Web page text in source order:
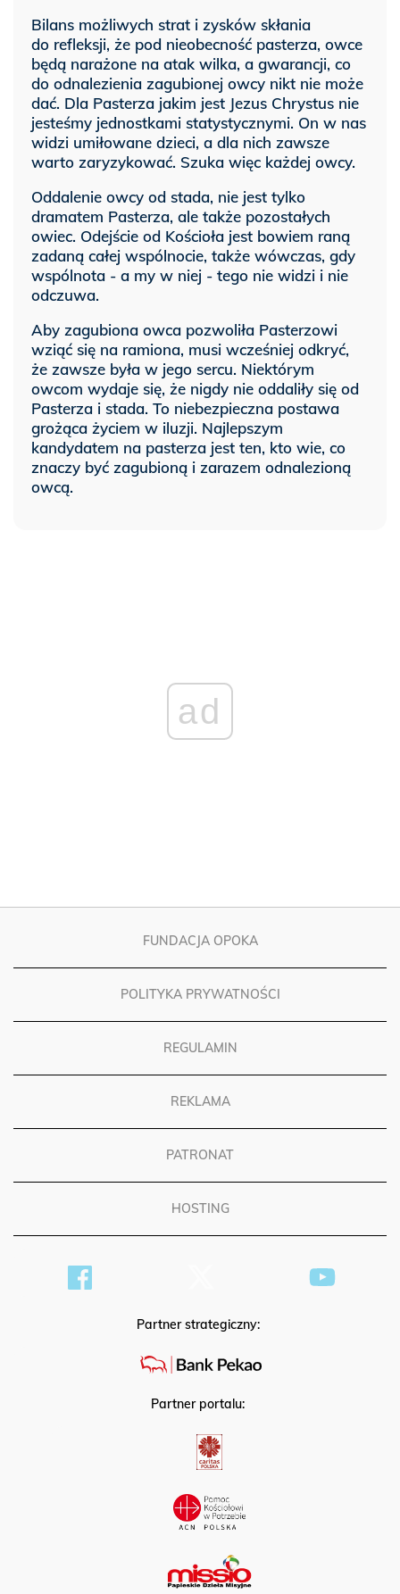
Bilans możliwych strat i zysków skłania
do refleksji, że pod nieobecność pasterza, owce
będą narażone na atak wilka, a gwarancji, co
do odnalezienia zagubionej owcy nikt nie może
dać. Dla Pasterza jakim jest Jezus Chrystus nie
jesteśmy jednostkami statystycznymi. On w nas
widzi umiłowane dzieci, a dla nich zawsze
warto zaryzykować. Szuka więc każdej owcy.
Oddalenie owcy od stada, nie jest tylko
dramatem Pasterza, ale także pozostałych
owiec. Odejście od Kościoła jest bowiem raną
zadaną całej wspólnocie, także wówczas, gdy
wspólnota - a my w niej - tego nie widzi i nie
odczuwa.
Aby zagubiona owca pozwoliła Pasterzowi
wziąć się na ramiona, musi wcześniej odkryć,
że zawsze była w jego sercu. Niektórym
owcom wydaje się, że nigdy nie oddaliły się od
Pasterza i stada. To niebezpieczna postawa
grożąca życiem w iluzji. Najlepszym
kandydatem na pasterza jest ten, kto wie, co
znaczy być zagubioną i zarazem odnalezioną
owcą.
ad
FUNDACJA OPOKA
POLITYKA PRYWATNOŚCI
REGULAMIN
REKLAMA
PATRONAT
HOSTING
Partner strategiczny:
Partner portalu: